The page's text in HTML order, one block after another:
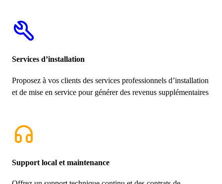
Services d’installation
Proposez à vos clients des services professionnels d’installation
et de mise en service pour générer des revenus supplémentaires
Support local et maintenance